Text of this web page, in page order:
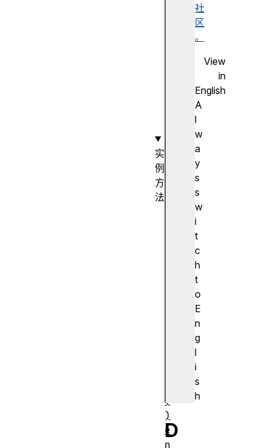
社
区
。
View
in
English
A
l
w
a
y
s
s
w
i
t
c
h
t
o
E
n
g
l
i
s
h
D
实
例
方
法
(
)
e
n